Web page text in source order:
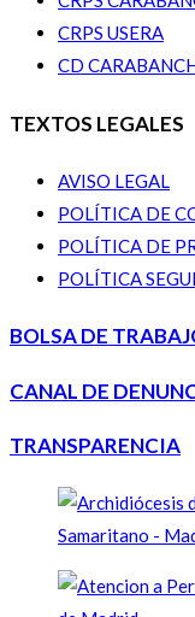
CRPS USERA
CD
TEXTOS LEGALES
AVISO LEGAL
POLÍTICA DE
POLÍTICA DE
POLÍTICA
BOLSA DE
CANAL DE
TRANSPARENCIA